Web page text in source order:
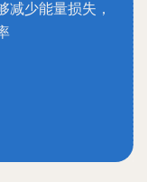
减少能量损失，